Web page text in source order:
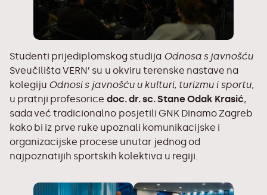
Studenti prijediplomskog studija Odnosa s javnošću
Sveučilišta VERN’ su u okviru terenske nastave na
kolegiju Odnosi s javnošću u kulturi, turizmu i sportu,
u pratnji profesorice doc. dr. sc. Stane Odak Krasić,
sada već tradicionalno posjetili GNK Dinamo Zagreb
kako bi iz prve ruke upoznali komunikacijske i
organizacijske procese unutar jednog od
najpoznatijih sportskih kolektiva u regiji.